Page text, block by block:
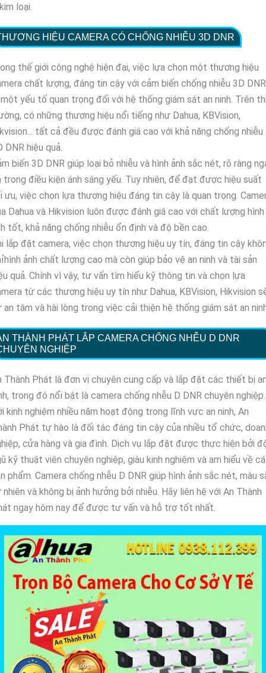
loại.
HIỆU CAMERA CÓ CHỐNG NHIỄU 3D DNR
thế giới công nghệ hiện đại, việc lựa chọn một thương hiệu
chất lượng, đáng tin cậy với cảm biến chống nhiễu 3D DNR
yếu tố quan trọng đối với hệ thống giám sát an ninh. Trên
có những thương hiệu nổi tiếng như Dahua, KBVision,
tất cả đều được đánh giá cao với khả năng chống nhiễu
DNR hiệu quả.
biến 3D DNR giúp loại bỏ nhiễu và hình ảnh sắc nét, rõ ràng
trong điều kiện ánh sáng yếu. Tuy nhiên, để đạt được hiệu suất
ưu, việc chọn lựa thương hiệu đáng tin cậy là quan trọng.
Dahua và Hikvision luôn được đánh giá cao với chất lượng hình
tốt, khả năng chống nhiễu ổn định và độ bền cao.
lắp đặt camera, việc chọn thương hiệu uy tín, đáng tin cậy
ảnh chất lượng cao mà còn giúp bảo vệ an ninh và tài sản
quả. Chính vì vậy, tư vấn tìm hiểu kỹ thông tin và chọn lựa
từ các thương hiệu uy tín như Dahua, KBVision, Hikvision
an tâm và hài lòng trong việc cải thiện hệ thống giám sát an
THÀNH PHÁT LẮP CAMERA CHỐNG NHỄU D DNR
NGHIỆP
Thành Phát là đơn vị chuyên cung cấp và lắp đặt các thiết bị
trong đó nổi bật là camera chống nhễu D DNR chuyên nghiệp.
kinh nghiệm nhiều năm hoạt động trong lĩnh vực an ninh, An
Phát tự hào là đối tác đáng tin cậy của nhiều tổ chức,
cửa hàng và gia đình. Dịch vụ lắp đặt được thực hiện bởi
kỹ thuật viên chuyên nghiệp, giàu kinh nghiệm và am hiểu về
phẩm. Camera chống nhễu D DNR giúp hình ảnh sắc nét, màu
và không bị ảnh hưởng bởi nhiễu. Hãy liên hệ với An Thành
ngay hôm nay để được tư vấn và hỗ trợ tốt nhất.